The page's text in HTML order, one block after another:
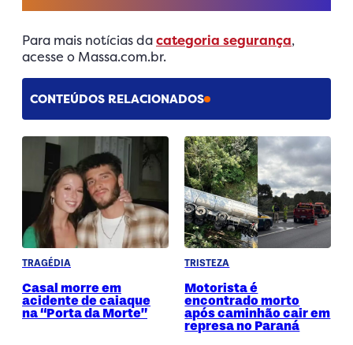
Para mais notícias dacategoria segurança,
acesse o Massa.com.br.
CONTEÚDOS RELACIONADOS
TRAGÉDIA
Casal morre em
acidente de caiaque
na “Porta da Morte”
TRISTEZA
Motorista é
encontrado morto
após caminhão cair em
represa no Paraná